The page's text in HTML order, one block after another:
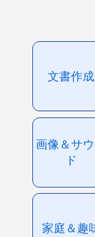
文書作成
画像＆サ
ド
家庭＆趣